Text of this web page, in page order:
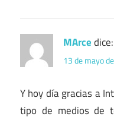
MArcedice:
13 de mayo
Y hoy día gracias a
tipo de medios de